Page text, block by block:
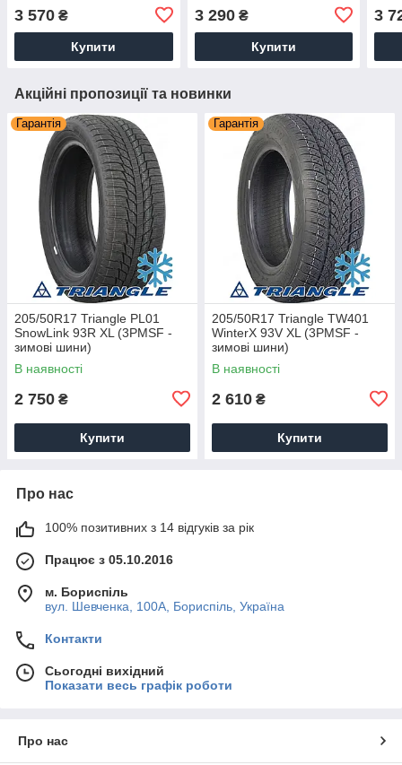
3 570 ₴
Купити
3 290₴
Купити
3
Акційні пропозиції та новинки
Гарантія
205/50R17 Triangle PL01
SnowLink 93R XL (3PMSF -
зимові шини)
В наявності
2 750 ₴
Купити
Гарантія
205/50R17 Triangle TW401
WinterX 93V XL (3PMSF -
зимові шини)
В наявності
2 610 ₴
Купити
Про нас
100% позитивних з 14 відгуків за рік
Працює з 05.10.2016
м. Бориспіль
вул. Шевченка, 100А, Бориспіль, Україна
Контакти
Сьогодні вихідний
Показати весь графік роботи
Про нас